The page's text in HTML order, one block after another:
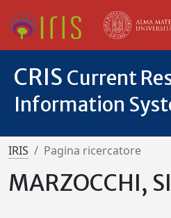
CRIS Current
Information
IRIS Pagina ricercatore
MARZOCCHI,